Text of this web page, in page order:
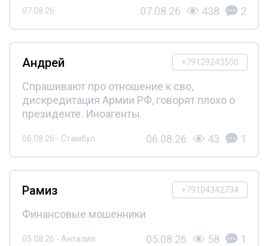
07.08.26 07.08.26 438 2
+79129243500
Андрей
Спрашивают про отношение к сво,
дискредитация Армии РФ, говорят плохо о
президенте. Иноагенты.
06.08.26 - Стамбул 06.08.26 43 1
+79104342734
Рамиз
Финансовые мошенники
05.08.26 - Анталия 05.08.26 58 1